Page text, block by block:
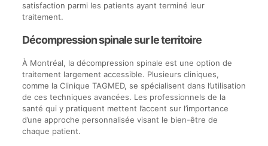
satisfaction parmi les patients ayant terminé leur
traitement.
Décompression spinale sur le territoire
À Montréal, la décompression spinale est une option de
traitement largement accessible. Plusieurs cliniques,
comme la Clinique TAGMED, se spécialisent dans l’utilisation
de ces techniques avancées. Les professionnels de la
santé qui y pratiquent mettent l’accent sur l’importance
d’une approche personnalisée visant le bien-être de
chaque patient.